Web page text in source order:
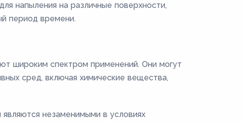
напыления на различные поверхности,
период времени.
широким спектром применений. Они могут
сред, включая химические вещества,
незаменимыми в условиях